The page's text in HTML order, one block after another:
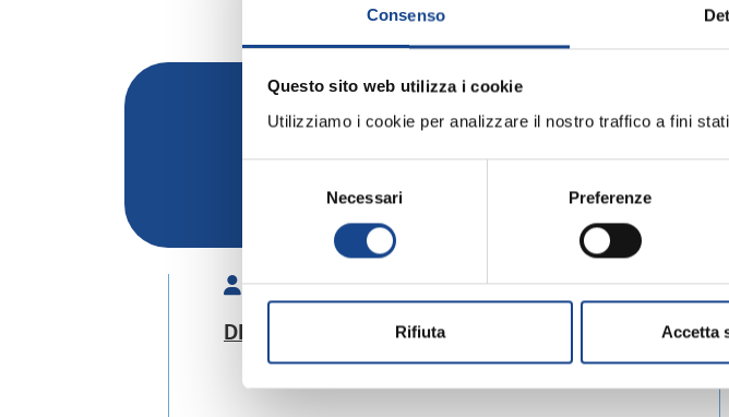
Consenso
Questo sito web utilizza i cookie
Utilizziamo i cookie per analizzare il nostro traffico a fini
Necessari Preferenze
Rifiuta Accetta
Rinnovo adesione Comuni anno 2021
Relatore:
DE LUCA Antonia
- Esperto ANUSCA